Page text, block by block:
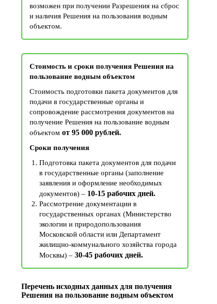
возможен при получении Разрешения на сброс
и наличия Решения на пользования водным
объектом.
Стоимость и сроки получения Решения на
пользование водным объектом
Стоимость подготовки пакета документов для
подачи в государственные органы и
сопровождение рассмотрения документов на
получение Решения на пользование водным
объектом от 95 000 рублей.
Сроки получения
Подготовка пакета документов для подачи
в государственные органы (заполнение
заявления и оформление необходимых
документов) – 10-15 рабочих дней.
Рассмотрение документации в
государственных органах (Министерство
экологии и природопользования
Московской области или Департамент
жилищно-коммунального хозяйства города
Москвы) – 30-45 рабочих дней.
Перечень исходных данных для получения
Решения на пользование водным объектом